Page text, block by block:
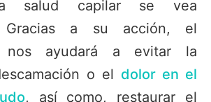
salud capilar se vea
Gracias a su acción, el
nos ayudará a evitar la
o el dolor en el
, así como, restaurar el